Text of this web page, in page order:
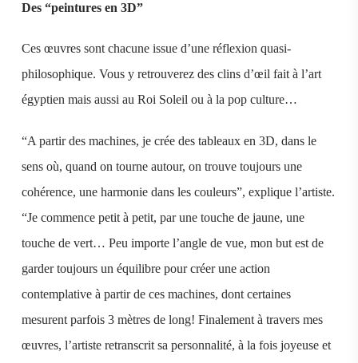
Des “peintures en 3D”
Ces œuvres sont chacune issue d’une réflexion quasi-
philosophique. Vous y retrouverez des clins d’œil fait à l’art
égyptien mais aussi au Roi Soleil ou à la pop culture…
“A partir des machines, je crée des tableaux en 3D, dans le
sens où, quand on tourne autour, on trouve toujours une
cohérence, une harmonie dans les couleurs”, explique l’artiste.
“Je commence petit à petit, par une touche de jaune, une
touche de vert… Peu importe l’angle de vue, mon but est de
garder toujours un équilibre pour créer une action
contemplative à partir de ces machines, dont certaines
mesurent parfois 3 mètres de long! Finalement à travers mes
œuvres, l’artiste retranscrit sa personnalité, à la fois joyeuse et